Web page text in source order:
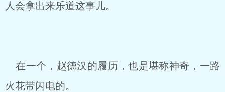
人会拿出来乐道这事儿。
在一个，赵德汉的履历，也是堪称神奇，一路
火花带闪电的。